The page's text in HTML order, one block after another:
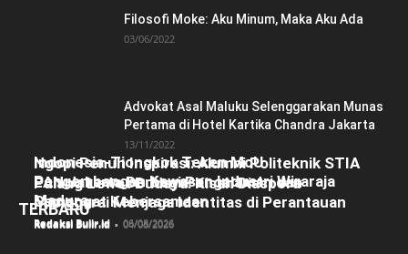
Filosofi Moke: Aku Minum, Maka Aku Ada
03/06/2022
Advokat Asal Maluku Selenggarakan Munas
Pertama di Hotel Kartika Chandra Jakarta
13/11/2022
TERBARU
Indonesia-Tiongkok Teken MoU
Pengembangan Kawasan Industri Wiraraja
Madura
Redaksi Bulir.id - 06/08/2026
Ngopi Penuh Inspirasi: Alumni Politeknik STIA
LAN Jakarta Berbagi Pengalaman dan
Semangat Kebersamaan
Redaksi Bulir.id - 05/08/2026
Pulang Lewat Budaya: Kisah Diaspora
Manggarai Menjaga Identitas di Perantauan
Redaksi Bulir.id - 04/08/2026